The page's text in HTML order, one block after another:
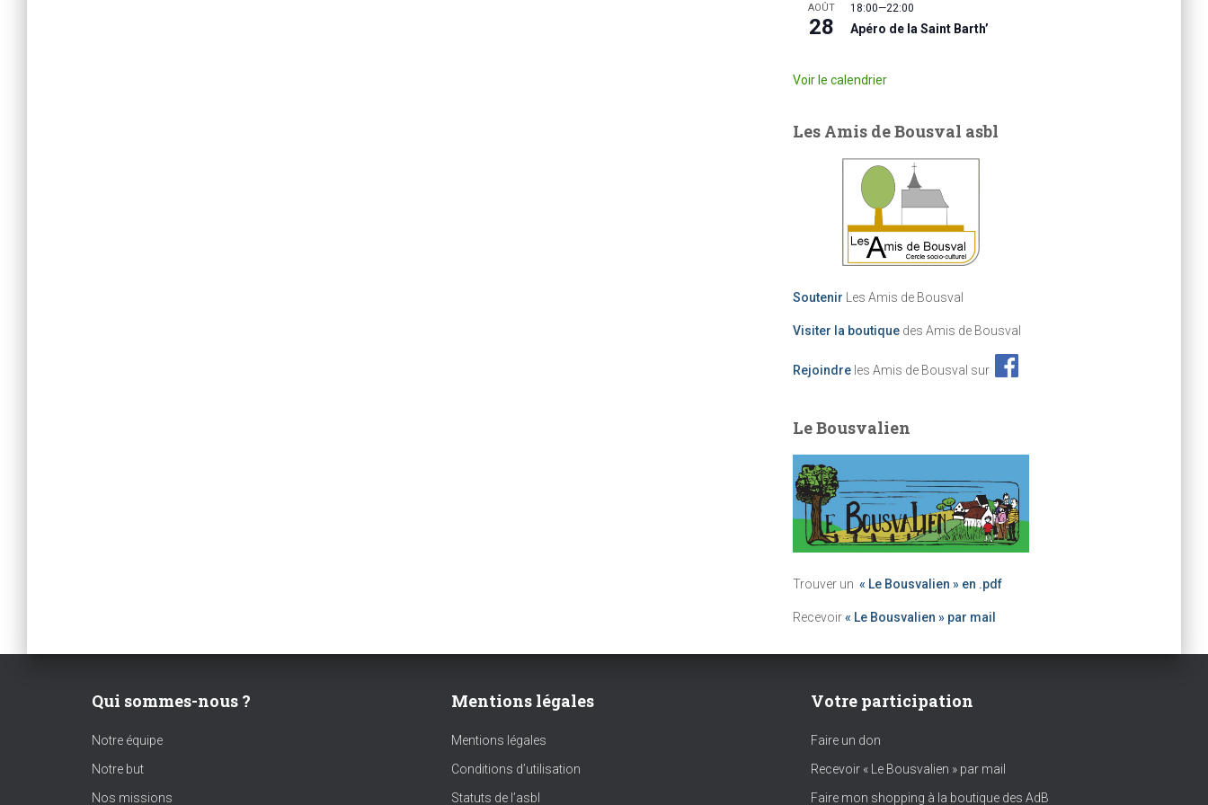
AOÛT
28
18:00—22:00
Apéro de la Saint Barth’
Voir le calendrier
Les Amis de Bousval asbl
Soutenir Les Amis de Bousval
Visiter la boutique des Amis de Bousval
Rejoindre les Amis de Bousval sur
Le Bousvalien
Trouver un « Le Bousvalien » en .pdf
Recevoir« Le Bousvalien » par mail
Qui sommes-nous ?
Notre équipe
Notre but
Nos missions
Mentions légales
Mentions légales
Conditions d’utilisation
Statuts de l’asbl
Votre participation
Faire un don
Recevoir « Le Bousvalien » par mail
Faire mon shopping à la boutique des AdB